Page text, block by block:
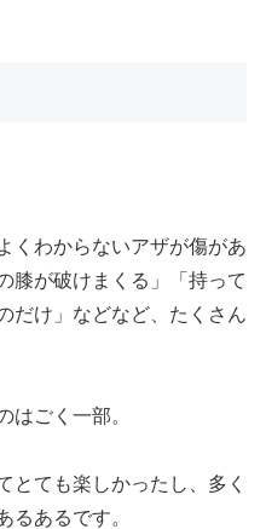
くわからないアザが傷があ
膝が破けまくる」「持って
だけ」などなど、たくさん
はごく一部。
とても楽しかったし、多く
るあるです。